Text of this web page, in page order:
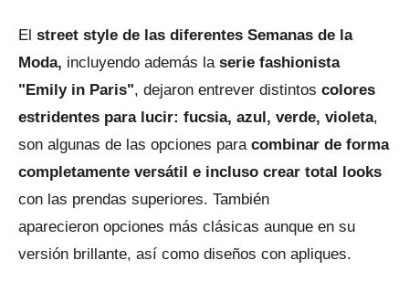
El street style de las diferentes Semanas de la
Moda, incluyendo además laserie fashionista
"Emily in Paris", dejaron entrever distintos colores
estridentes para lucir: fucsia, azul, verde, violeta,
son algunas de las opciones para combinar de forma
completamente versátil e incluso crear total looks
con las prendas superiores. También
aparecieron opciones más clásicas aunque en su
versión brillante, así como diseños con apliques.